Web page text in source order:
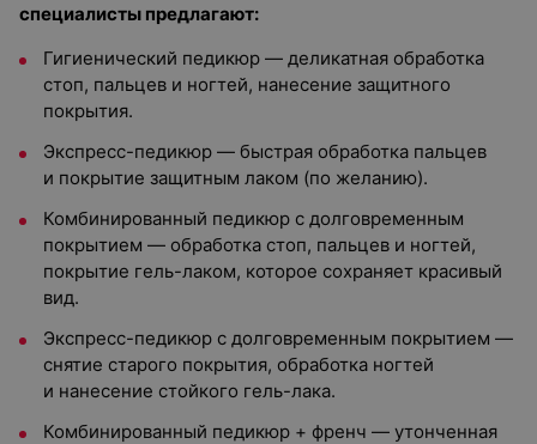
специалисты предлагают:
Гигиенический педикюр — деликатная обработка
стоп, пальцев и ногтей, нанесение защитного
покрытия.
Экспресс-педикюр — быстрая обработка пальцев
и покрытие защитным лаком (по желанию).
Комбинированный педикюр с долговременным
покрытием — обработка стоп, пальцев и ногтей,
покрытие гель-лаком, которое сохраняет красивый
вид.
Экспресс-педикюр с долговременным покрытием —
снятие старого покрытия, обработка ногтей
и нанесение стойкого гель-лака.
Комбинированный педикюр + френч — утонченная